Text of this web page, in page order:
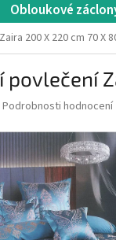
Obloukové
200 X 220 cm 70 X
povlečení
Podrobnosti hodnocení